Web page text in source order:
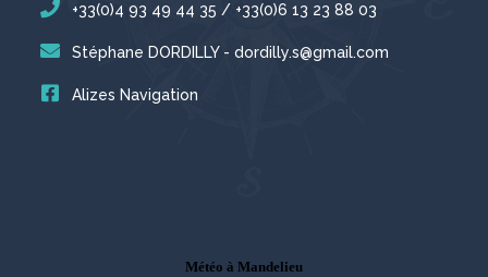
+33(0)4 93 49 44 35 / +33(0)6 13 23 88 03
Stéphane DORDILLY - dordilly.s@gmail.com
Alizes Navigation
Météo à Mandelieu